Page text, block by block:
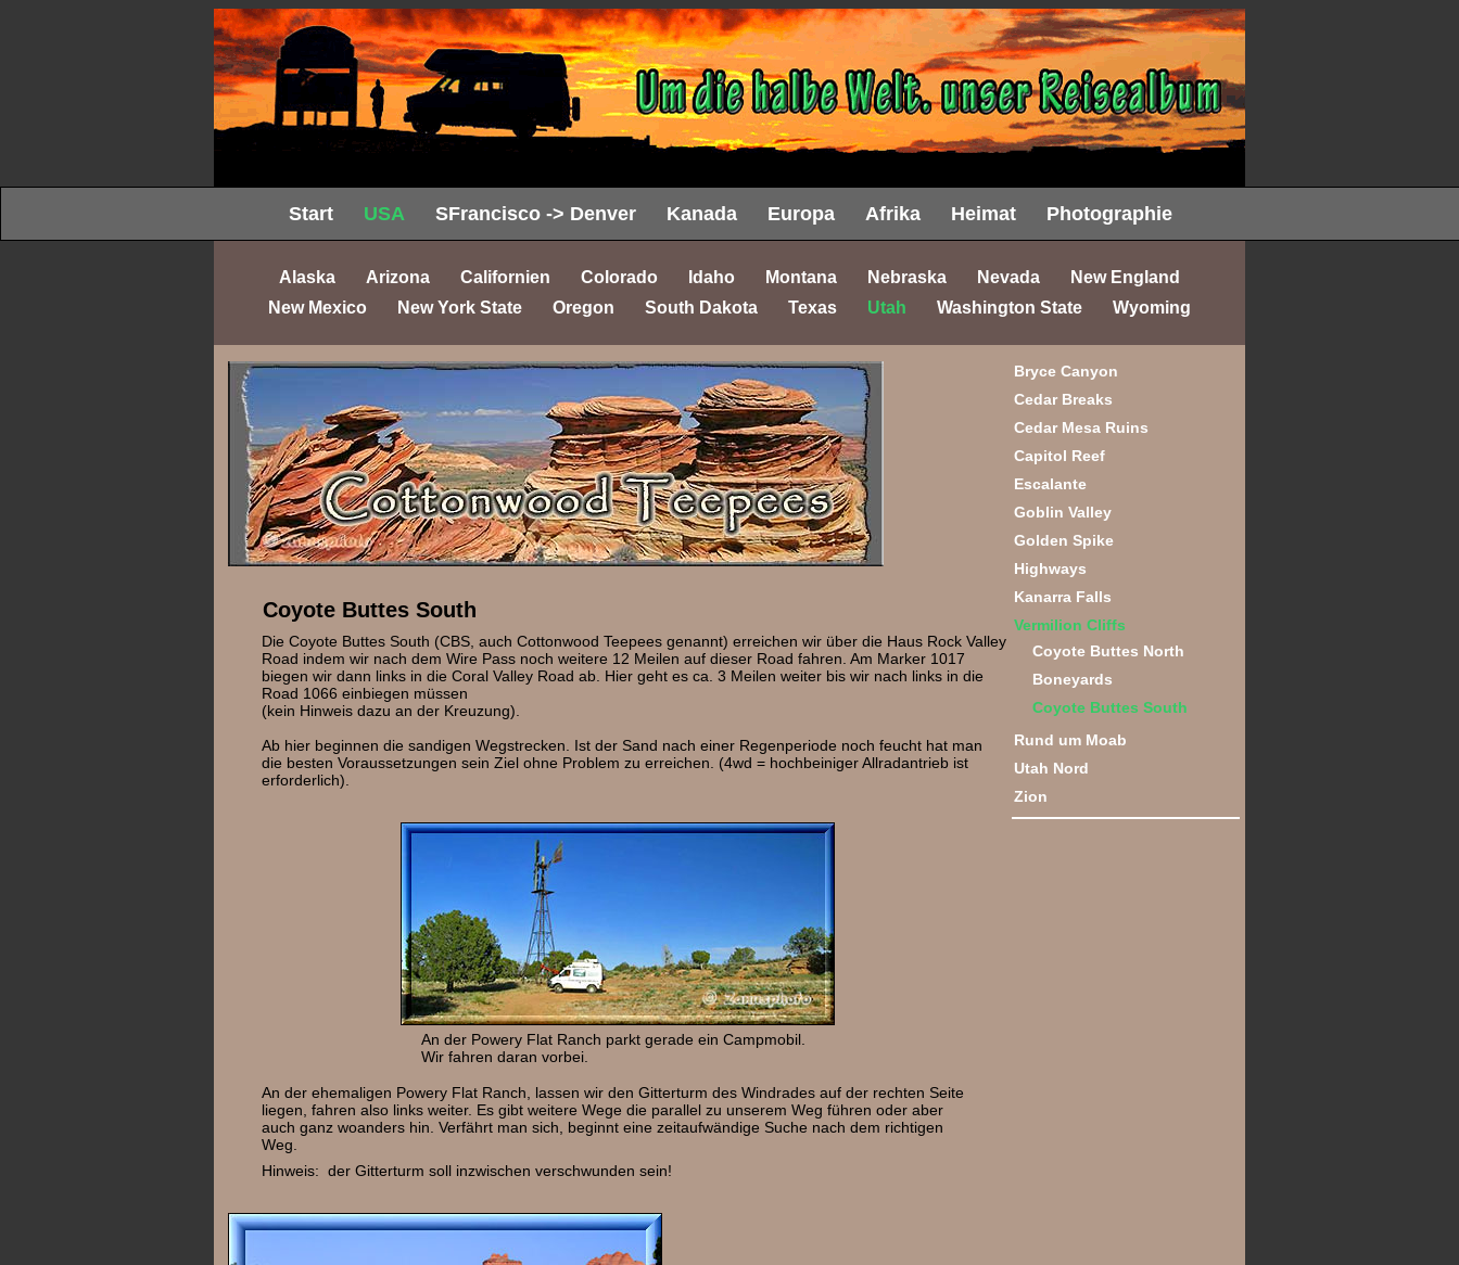
Start USA SFrancisco -> Denver Kanada Europa Afrika Heimat Photographie
Alaska Arizona Californien Colorado Idaho Montana Nebraska Nevada
New England
New Mexico
New York State Oregon South Dakota Texas Utah Washington State Wyoming
Bryce Canyon
Cedar Breaks
Cedar Mesa Ruins
Capitol Reef
Escalante
Goblin Valley
Golden Spike
Highways
Kanarra Falls
Vermilion Cliffs
Coyote Buttes North
Boneyards
Coyote Buttes South
Rund um Moab
Utah Nord
Zion
Coyote Buttes South
Die Coyote Buttes South (CBS, auch Cottonwood Teepees genannt) erreichen wir über die Haus Rock Valley
Road indem wir nach dem Wire Pass noch weitere 12 Meilen auf dieser Road fahren. Am Marker 1017
biegen wir dann links in die Coral Valley Road ab. Hier geht es ca. 3 Meilen weiter bis wir nach links in die
Road 1066 einbiegen müssen
(kein Hinweis dazu an der Kreuzung).
Ab hier beginnen die sandigen Wegstrecken. Ist der Sand nach einer Regenperiode noch feucht hat man
die besten Voraussetzungen sein Ziel ohne Problem zu erreichen. (4wd = hochbeiniger Allradantrieb ist
erforderlich).
An der Powery Flat Ranch parkt gerade ein Campmobil.
Wir fahren daran vorbei.
An der ehemaligen Powery Flat Ranch, lassen wir den Gitterturm des Windrades auf der rechten Seite
liegen, fahren also links weiter. Es gibt weitere Wege die parallel zu unserem Weg führen oder aber
auch ganz woanders hin. Verfährt man sich, beginnt eine zeitaufwändige Suche nach dem richtigen
Weg.
Hinweis: der Gitterturm soll inzwischen verschwunden sein!